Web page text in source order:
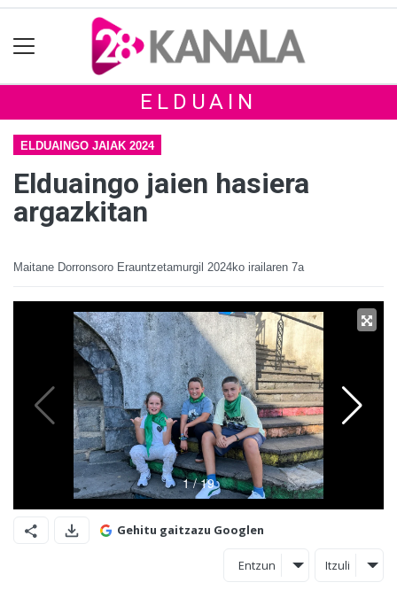
ELDUAIN
ELDUAINGO JAIAK 2024
Elduaingo jaien hasiera
argazkitan
Maitane Dorronsoro Erauntzetamurgil 2024ko irailaren 7a
Gehitu gaitzazu Googlen
Entzun Itzuli